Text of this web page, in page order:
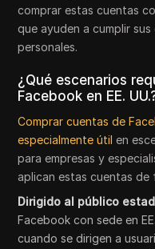
comprar estas cuentas
que ayuden a cumplir
personales.
¿Qué escenarios
Facebook en EE.
Comprar cuentas de
especialmente útil en
para empresas y
aplican estas cuentas de
Dirigido al público
Facebook con sede en
cuando se dirigen a